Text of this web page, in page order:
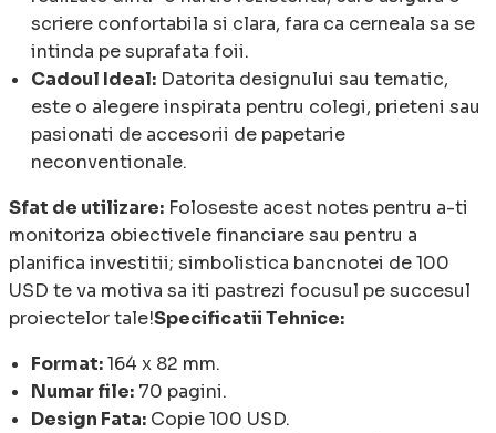
scriere confortabila si clara, fara ca cerneala sa se
intinda pe suprafata foii.
Cadoul Ideal: Datorita designului sau tematic,
este o alegere inspirata pentru colegi, prieteni sau
pasionati de accesorii de papetarie
neconventionale.
Sfat de utilizare: Foloseste acest notes pentru a-ti
monitoriza obiectivele financiare sau pentru a
planifica investitii; simbolistica bancnotei de 100
USD te va motiva sa iti pastrezi focusul pe succesul
proiectelor tale!Specificatii Tehnice:
Format:164 x 82 mm.
Numar file: 70 pagini.
Design Fata: Copie 100 USD.